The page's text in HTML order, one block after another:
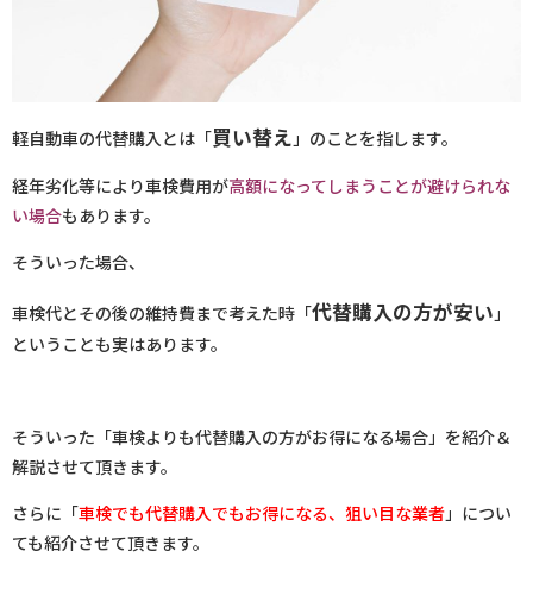
軽自動車の代替購入とは「買い替え」のことを指します。
経年劣化等により車検費用が高額になってしまうことが避けられな
い場合もあります。
そういった場合、
車検代とその後の維持費まで考えた時「代替購入の方が安い」
ということも実はあります。
そういった「車検よりも代替購入の方がお得になる場合」を紹介＆
解説させて頂きます。
さらに「車検でも代替購入でもお得になる、狙い目な業者」につい
ても紹介させて頂きます。